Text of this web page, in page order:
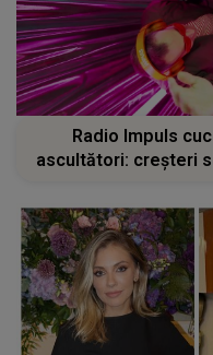
Radio Impuls
ascultători: creșteri